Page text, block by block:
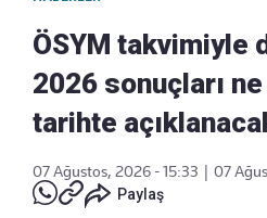
ÖSYM takvimiyle
2026 sonuçları
tarihte
07 Ağustos, 2026 - 15:33
07
Paylaş